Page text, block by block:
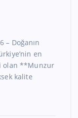
– Doğanın
en
olan **Munzur
kalite